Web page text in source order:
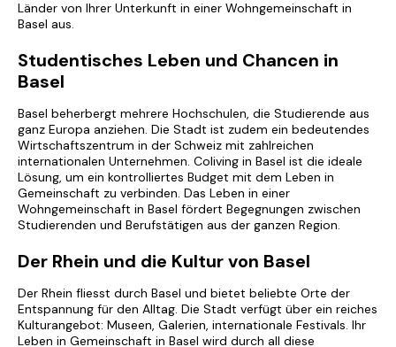
Länder von Ihrer Unterkunft in einer Wohngemeinschaft in
Basel aus.
Studentisches Leben und Chancen in
Basel
Basel beherbergt mehrere Hochschulen, die Studierende aus
ganz Europa anziehen. Die Stadt ist zudem ein bedeutendes
Wirtschaftszentrum in der Schweiz mit zahlreichen
internationalen Unternehmen. Coliving in Basel ist die ideale
Lösung, um ein kontrolliertes Budget mit dem Leben in
Gemeinschaft zu verbinden. Das Leben in einer
Wohngemeinschaft in Basel fördert Begegnungen zwischen
Studierenden und Berufstätigen aus der ganzen Region.
Der Rhein und die Kultur von Basel
Der Rhein fliesst durch Basel und bietet beliebte Orte der
Entspannung für den Alltag. Die Stadt verfügt über ein reiches
Kulturangebot: Museen, Galerien, internationale Festivals. Ihr
Leben in Gemeinschaft in Basel wird durch all diese